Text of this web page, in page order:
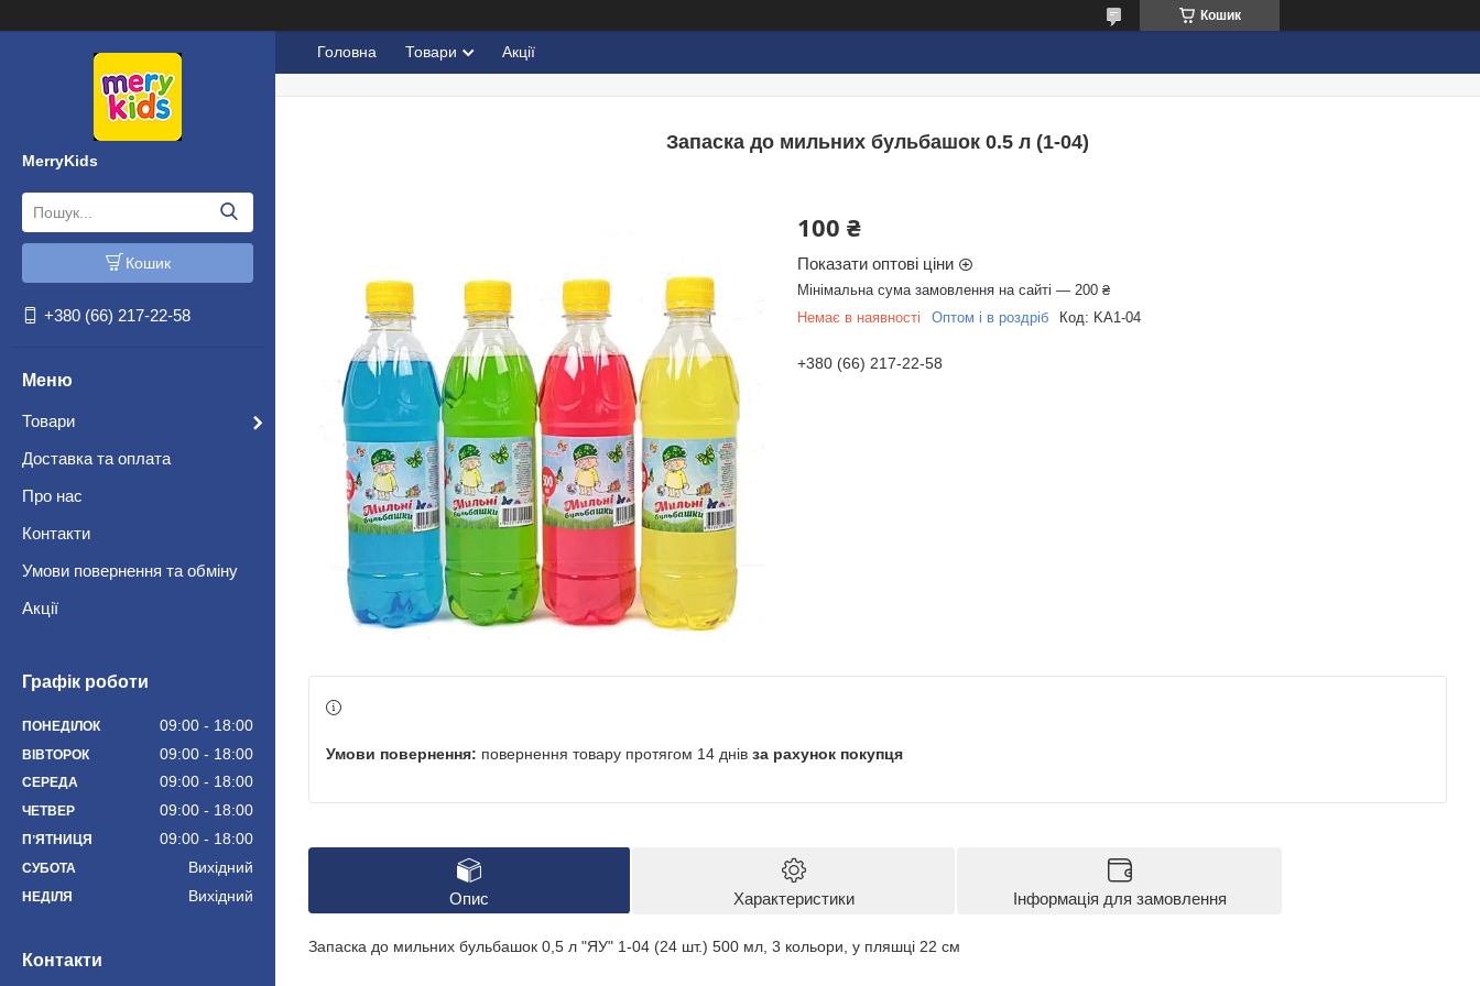
Кошик
MerryKids
Кошик
+380 (66) 217-22-58
Товари
Доставка та оплата
Про нас
Контакти
Умови повернення та обміну
Акції
Графік роботи
ПОНЕДІЛОК 09:00 18:00
ВІВТОРОК 09:00 18:00
СЕРЕДА 09:00 18:00
ЧЕТВЕР 09:00 18:00
ПʼЯТНИЦЯ 09:00 18:00
СУБОТА Вихідний
НЕДІЛЯ Вихідний
Контакти
Головна Товари Акції
Запаска до мильних бульбашок 0.5 л (1-04)
100 ₴
Показати оптові ціни
Мінімальна сума замовлення на сайті — 200 ₴
Немає в наявності
Оптом і в роздріб Код: KA1-04
+380 (66) 217-22-58
повернення товару протягом 14 днів за рахунок покупця
Опис Характеристики Інформація для замовлення
Запаска до мильних бульбашок 0,5 л "ЯУ" 1-04 (24 шт.) 500 мл, 3 кольори, у пляшці 22 см